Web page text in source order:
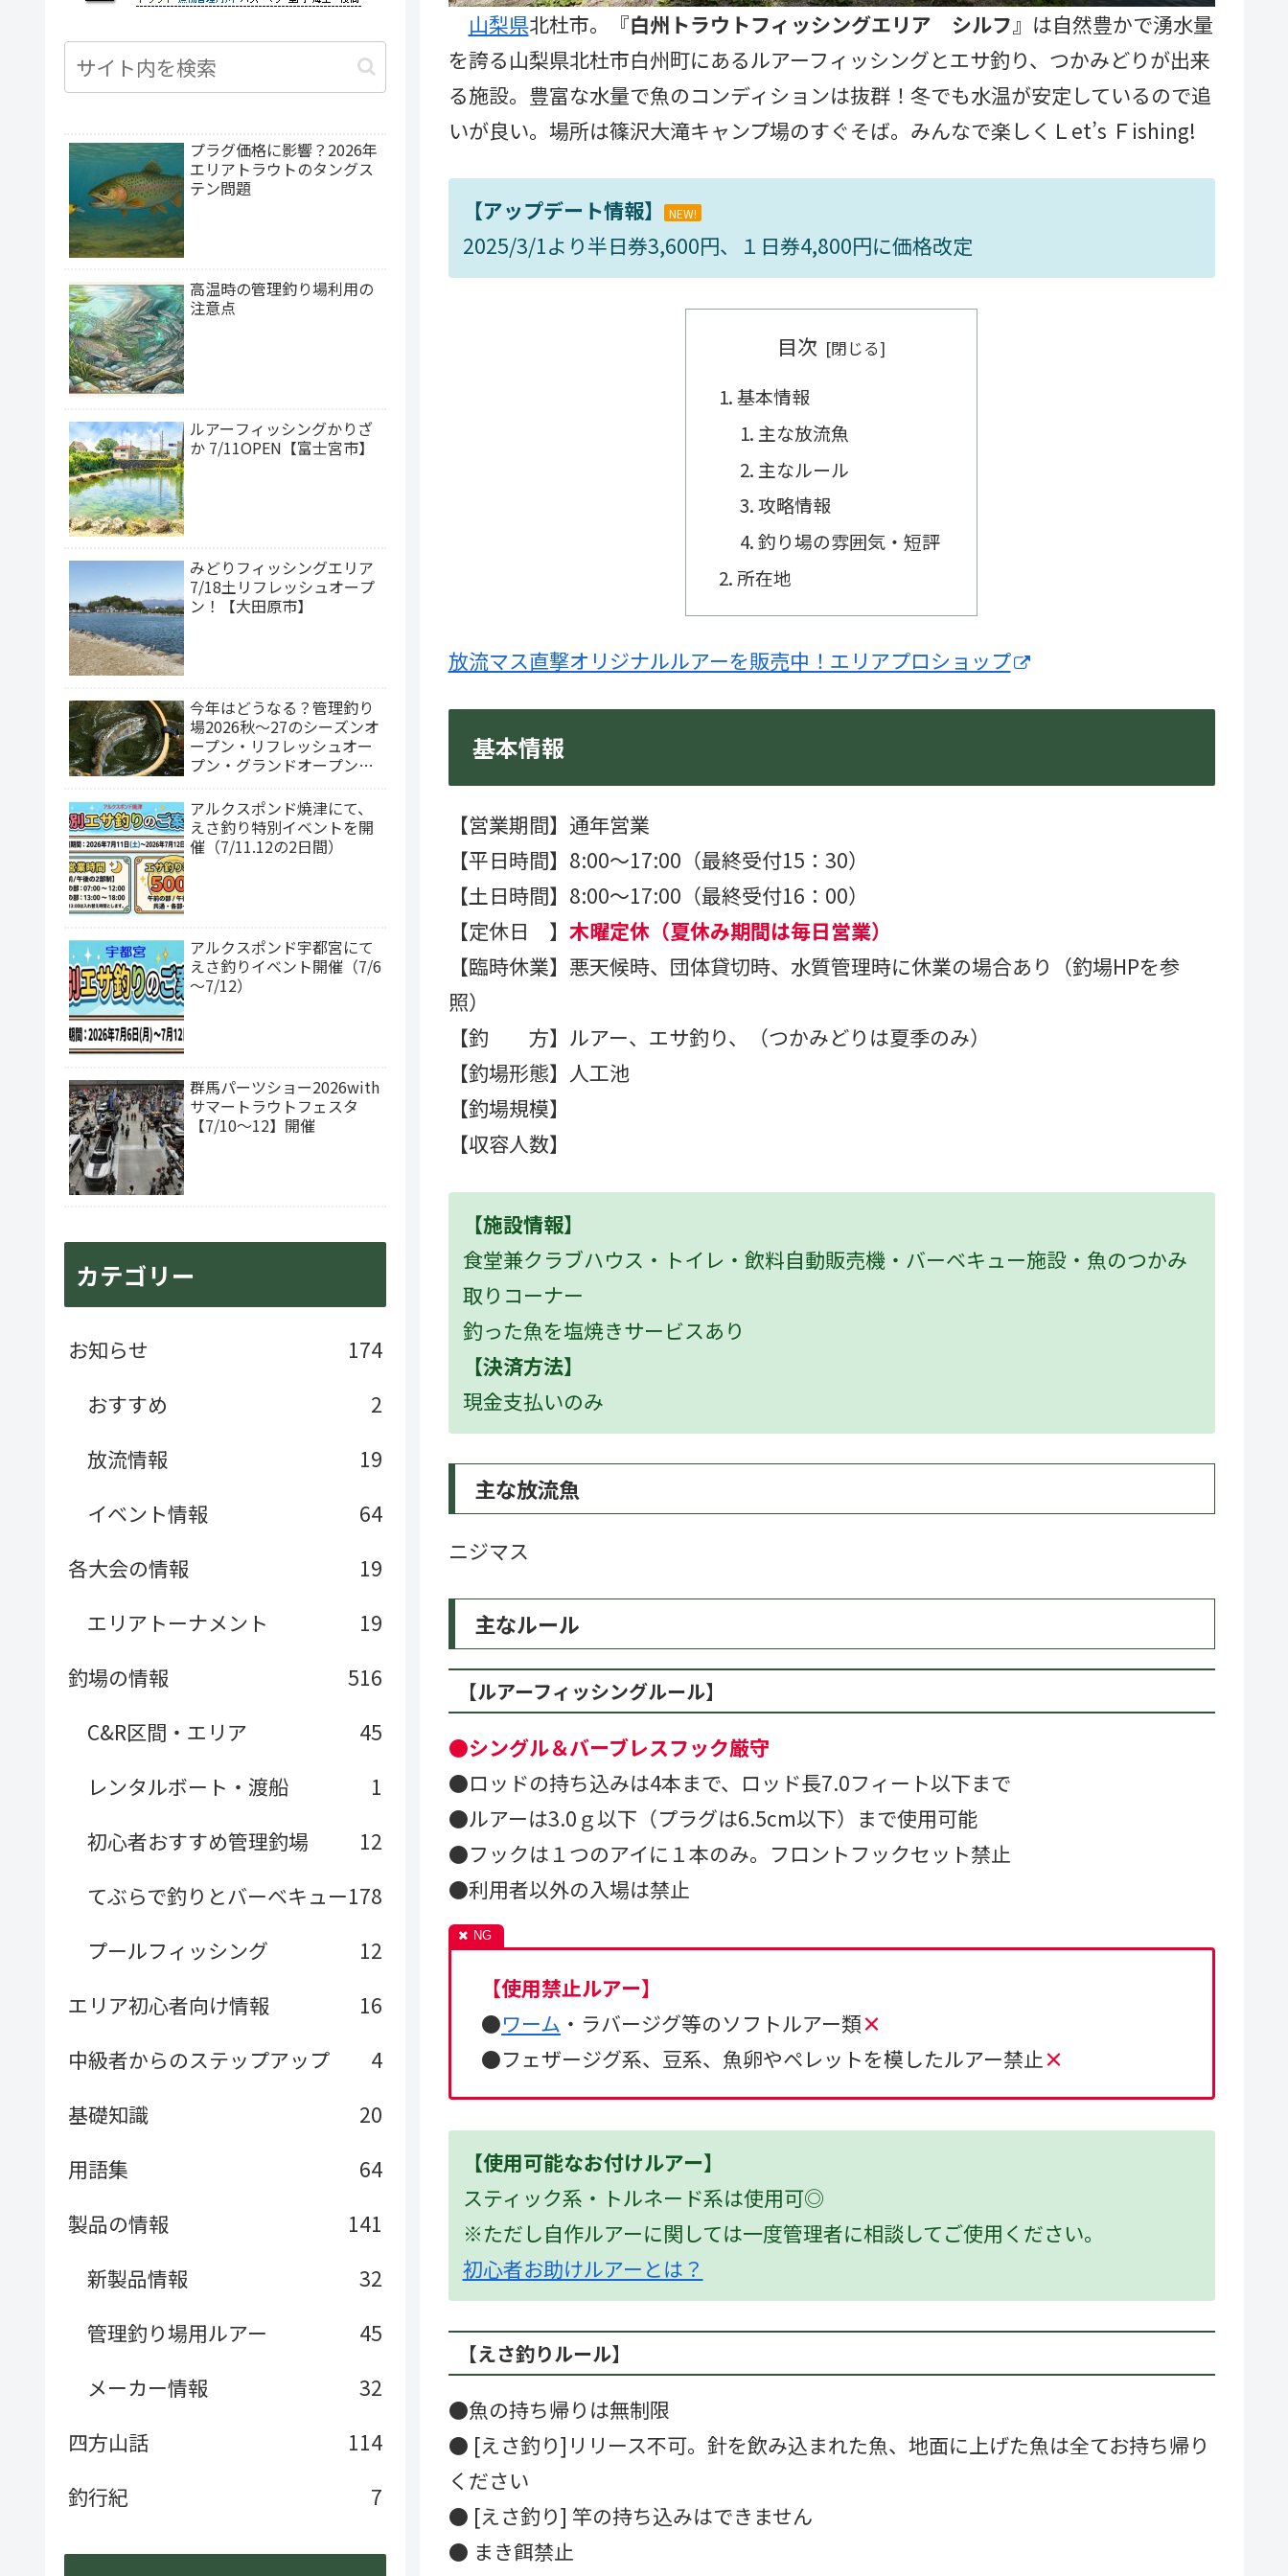
山梨県北杜市。『白州トラウトフィッシングエリア シルフ』は自然豊かで湧水量
を誇る山梨県北杜市白州町にあるルアーフィッシングとエサ釣り、つかみどりが出来
る施設。豊富な水量で魚のコンディションは抜群！冬でも水温が安定しているので追
いが良い。場所は篠沢大滝キャンプ場のすぐそば。みんなで楽しくＬet’s Ｆishing!
【アップデート情報】 NEW!
2025/3/1より半日券3,600円、１日券4,800円に価格改定
目次
基本情報
主な放流魚
主なルール
攻略情報
釣り場の雰囲気・短評
所在地
放流マス直撃オリジナルルアーを販売中！エリアプロショップ
基本情報
【営業期間】通年営業
【平日時間】8:00～17:00（最終受付15：30）
【土日時間】8:00～17:00（最終受付16：00）
【定休日 】 木曜定休（夏休み期間は毎日営業）
【臨時休業】悪天候時、団体貸切時、水質管理時に休業の場合あり（釣場HPを参
照）
【釣 方】ルアー、エサ釣り、（つかみどりは夏季のみ）
【釣場形態】人工池
【釣場規模】
【収容人数】
【施設情報】
食堂兼クラブハウス・トイレ・飲料自動販売機・バーベキュー施設・魚のつかみ
取りコーナー
釣った魚を塩焼きサービスあり
【決済方法】
現金支払いのみ
主な放流魚
ニジマス
主なルール
【ルアーフィッシングルール】
●シングル＆バーブレスフック厳守
●ロッドの持ち込みは4本まで、ロッド長7.0フィート以下まで
●ルアーは3.0ｇ以下（プラグは6.5cm以下）まで使用可能
●フックは１つのアイに１本のみ。フロントフックセット禁止
●利用者以外の入場は禁止
【使用禁止ルアー】
●ワーム ・ラバージグ等のソフトルアー類×
●フェザージグ系、豆系、魚卵やペレットを模したルアー禁止×
【使用可能なお付けルアー】
スティック系・トルネード系は使用可◎
※ただし自作ルアーに関しては一度管理者に相談してご使用ください。
初心者お助けルアーとは？
【えさ釣りルール】
●魚の持ち帰りは無制限
● [えさ釣り]リリース不可。針を飲み込まれた魚、地面に上げた魚は全てお持ち帰り
ください
● [えさ釣り] 竿の持ち込みはできません
● まき餌禁止
プラグ価格に影響？2026年
エリアトラウトのタングス
テン問題
高温時の管理釣り場利用の
注意点
ルアーフィッシングかりざ
か 7/11OPEN【富士宮市】
みどりフィッシングエリア
7/18土リフレッシュオープ
ン！【大田原市】
今年はどうなる？管理釣り
場2026秋～27のシーズンオ
ープン・リフレッシュオー
プン・グランドオープン情
アルクスポンド焼津にて、
えさ釣り特別イベントを開
催（7/11.12の2日間）
アルクスポンド宇都宮にて
えさ釣りイベント開催（7/6
～7/12）
群馬パーツショー2026with
サマートラウトフェスタ
【7/10～12】開催
カテゴリー
お知らせ
174
おすすめ
2
放流情報
19
イベント情報
64
各大会の情報
19
エリアトーナメント
19
釣場の情報
516
C&R区間・エリア
45
レンタルボート・渡船
1
初心者おすすめ管理釣場
12
てぶらで釣りとバーベキュー178
プールフィッシング
12
エリア初心者向け情報
16
中級者からのステップアップ
4
基礎知識
20
用語集
64
製品の情報
141
新製品情報
32
管理釣り場用ルアー
45
メーカー情報
32
四方山話
114
釣行紀
7